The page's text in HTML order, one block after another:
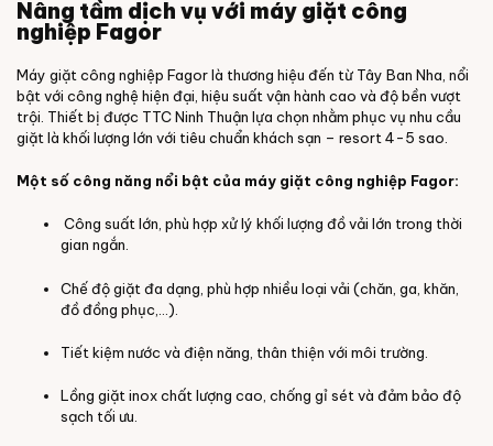
Nâng tầm dịch vụ với máy giặt công
nghiệp Fagor
Máy giặt công nghiệp Fagor là thương hiệu đến từ Tây Ban Nha, nổi
bật với công nghệ hiện đại, hiệu suất vận hành cao và độ bền vượt
trội. Thiết bị được TTC Ninh Thuận lựa chọn nhằm phục vụ nhu cầu
giặt là khối lượng lớn với tiêu chuẩn khách sạn – resort 4-5 sao.
Một số công năng nổi bật của máy giặt công nghiệp Fagor:
Công suất lớn, phù hợp xử lý khối lượng đồ vải lớn trong thời
gian ngắn.
Chế độ giặt đa dạng, phù hợp nhiều loại vải (chăn, ga, khăn,
đồ đồng phục,…).
Tiết kiệm nước và điện năng, thân thiện với môi trường.
Lồng giặt inox chất lượng cao, chống gỉ sét và đảm bảo độ
sạch tối ưu.